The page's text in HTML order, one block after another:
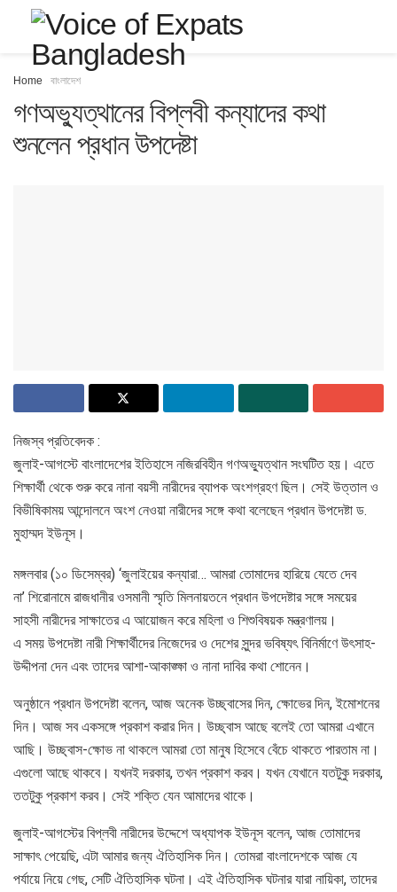
Home বাংলাদেশ
গণঅভ্যুত্থানের বিপ্লবী কন্যাদের কথা
শুনলেন প্রধান উপদেষ্টা
নিজস্ব প্রতিবেদক :
জুলাই-আগস্টে বাংলাদেশের ইতিহাসে নজিরবিহীন গণঅভ্যুত্থান সংঘটিত হয়। এতে
শিক্ষার্থী থেকে শুরু করে নানা বয়সী নারীদের ব্যাপক অংশগ্রহণ ছিল। সেই উত্তাল ও
বিভীষিকাময় আন্দোলনে অংশ নেওয়া নারীদের সঙ্গে কথা বলেছেন প্রধান উপদেষ্টা ড.
মুহাম্মদ ইউনূস।
মঙ্গলবার (১০ ডিসেম্বর) ‘জুলাইয়ের কন্যারা… আমরা তোমাদের হারিয়ে যেতে দেব
না’ শিরোনামে রাজধানীর ওসমানী স্মৃতি মিলনায়তনে প্রধান উপদেষ্টার সঙ্গে সময়ের
সাহসী নারীদের সাক্ষাতের এ আয়োজন করে মহিলা ও শিশুবিষয়ক মন্ত্রণালয়।
এ সময় উপদেষ্টা নারী শিক্ষার্থীদের নিজেদের ও দেশের সুন্দর ভবিষ্যৎ বিনির্মাণে উৎসাহ-
উদ্দীপনা দেন এবং তাদের আশা-আকাঙ্ক্ষা ও নানা দাবির কথা শোনেন।
অনুষ্ঠানে প্রধান উপদেষ্টা বলেন, আজ অনেক উচ্ছ্বাসের দিন, ক্ষোভের দিন, ইমোশনের
দিন। আজ সব একসঙ্গে প্রকাশ করার দিন। উচ্ছ্বাস আছে বলেই তো আমরা এখানে
আছি। উচ্ছ্বাস-ক্ষোভ না থাকলে আমরা তো মানুষ হিসেবে বেঁচে থাকতে পারতাম না।
এগুলো আছে থাকবে। যখনই দরকার, তখন প্রকাশ করব। যখন যেখানে যতটুকু দরকার,
ততটুকু প্রকাশ করব। সেই শক্তি যেন আমাদের থাকে।
জুলাই-আগস্টের বিপ্লবী নারীদের উদ্দেশে অধ্যাপক ইউনূস বলেন, আজ তোমাদের
সাক্ষাৎ পেয়েছি, এটা আমার জন্য ঐতিহাসিক দিন। তোমরা বাংলাদেশকে আজ যে
পর্যায়ে নিয়ে গেছ, সেটি ঐতিহাসিক ঘটনা। এই ঐতিহাসিক ঘটনার যারা নায়িকা, তাদের